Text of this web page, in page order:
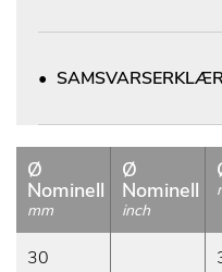
Ø
Nominell
mm
Ø
Nominell
inch
30